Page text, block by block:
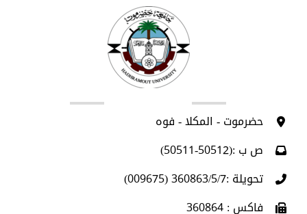
حضرموت - المكلا - فوه
ص ب :(50512-50511)
تحويلة :360863/5/7 (009675)
فاكس : 360864